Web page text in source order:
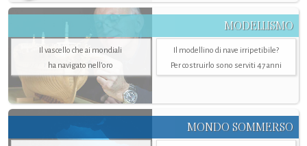
MODELLISMO
Il vascello che ai mondiali
ha navigato nell’oro
Il modellino di nave irripetibile?
Per costruirlo sono serviti 47 anni
MONDO SOMMERSO